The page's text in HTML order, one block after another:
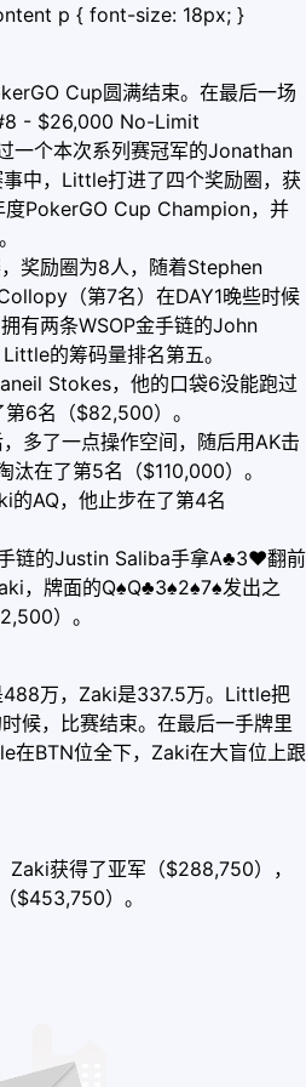
p { font-size: 18px; }
Cup圆满结束。在最后一场
- $26,000 No-Limit
一个本次系列赛冠军的Jonathan
中，Little打进了四个奖励圈，获
PokerGO Cup Champion，并
奖励圈为8人，随着Stephen
（第7名）在DAY1晚些时候
有两条WSOP金手链的John
的筹码量排名第五。
Stokes，他的口袋6没能跑过
6名（$82,500）。
多了一点操作空间，随后用AK击
在了第5名（$110,000）。
的AQ，他止步在了第4名
链的Justin Saliba手拿A♣3♥翻前
，牌面的Q♠Q♣3♠2♠7♠发出之
）。
万，Zaki是337.5万。Little把
候，比赛结束。在最后一手牌里
在BTN位全下，Zaki在大盲位上跟
获得了亚军（$288,750），
$453,750）。